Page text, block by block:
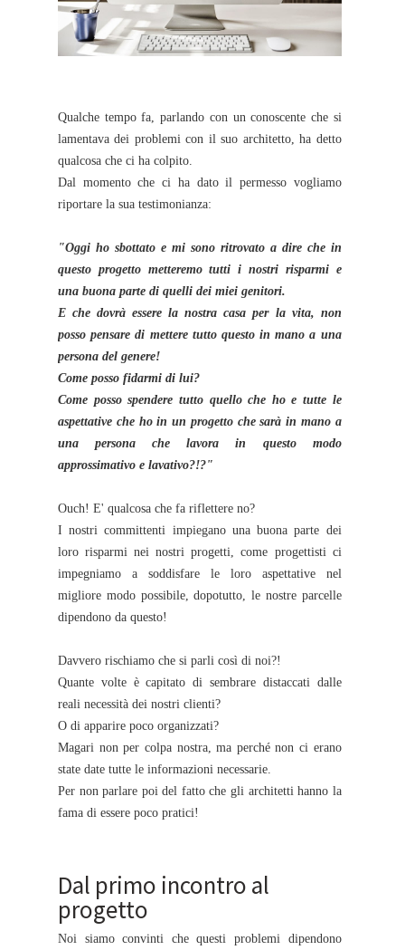
Qualche tempo fa, parlando con un conoscente che si
lamentava dei problemi con il suo architetto, ha detto
qualcosa che ci ha colpito.
Dal momento che ci ha dato il permesso vogliamo
riportare la sua testimonianza:
"Oggi ho sbottato e mi sono ritrovato a dire che in
questo progetto metteremo tutti i nostri risparmi e
una buona parte di quelli dei miei genitori.
E che dovrà essere la nostra casa per la vita, non
posso pensare di mettere tutto questo in mano a una
persona del genere!
Come posso fidarmi di lui?
Come posso spendere tutto quello che ho e tutte le
aspettative che ho in un progetto che sarà in mano a
una persona che lavora in questo modo
approssimativo e lavativo?!?"
Ouch! E' qualcosa che fa riflettere no?
I nostri committenti impiegano una buona parte dei
loro risparmi nei nostri progetti, come progettisti ci
impegniamo a soddisfare le loro aspettative nel
migliore modo possibile, dopotutto, le nostre parcelle
dipendono da questo!
Davvero rischiamo che si parli così di noi?!
Quante volte è capitato di sembrare distaccati dalle
reali necessità dei nostri clienti?
O di apparire poco organizzati?
Magari non per colpa nostra, ma perché non ci erano
state date tutte le informazioni necessarie.
Per non parlare poi del fatto che gli architetti hanno la
fama di essere poco pratici!
Dal primo incontro al
progetto
Noi siamo convinti che questi problemi dipendono